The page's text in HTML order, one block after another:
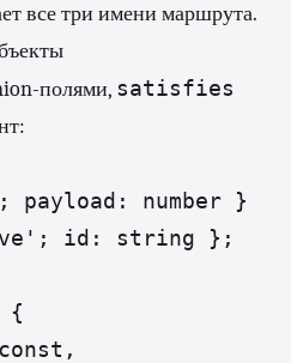
все три имени маршрута.
полями, satisfies
payload: number }
id: string };
{